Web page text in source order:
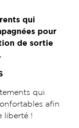
qui
pour
de sortie
qui
afin
liberté !